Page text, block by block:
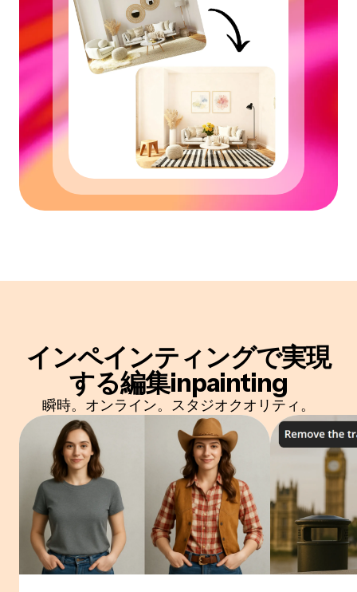
インペインティングで実現
する編集inpainting
瞬時。オンライン。スタジオクオリティ。